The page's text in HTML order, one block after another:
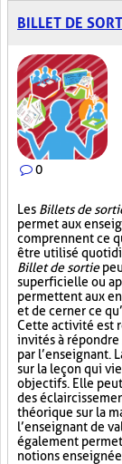
BILLET DE
0
Les Billets de
permet aux
comprennent ce
être utilisé
Billet de sortie
superficielle ou
permettent aux
et de cerner ce
Cette activité est
invités à
par l’enseignant.
sur la leçon qui
objectifs. Elle
des
théorique sur la
l’enseignant de
également
notions